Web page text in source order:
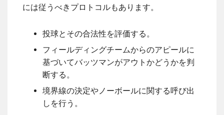
には従うべきプロトコルもあります。
投球とその合法性を評価する。
フィールディングチームからのアピールに
基づいてバッツマンがアウトかどうかを判
断する。
境界線の決定やノーボールに関する呼び出
しを行う。